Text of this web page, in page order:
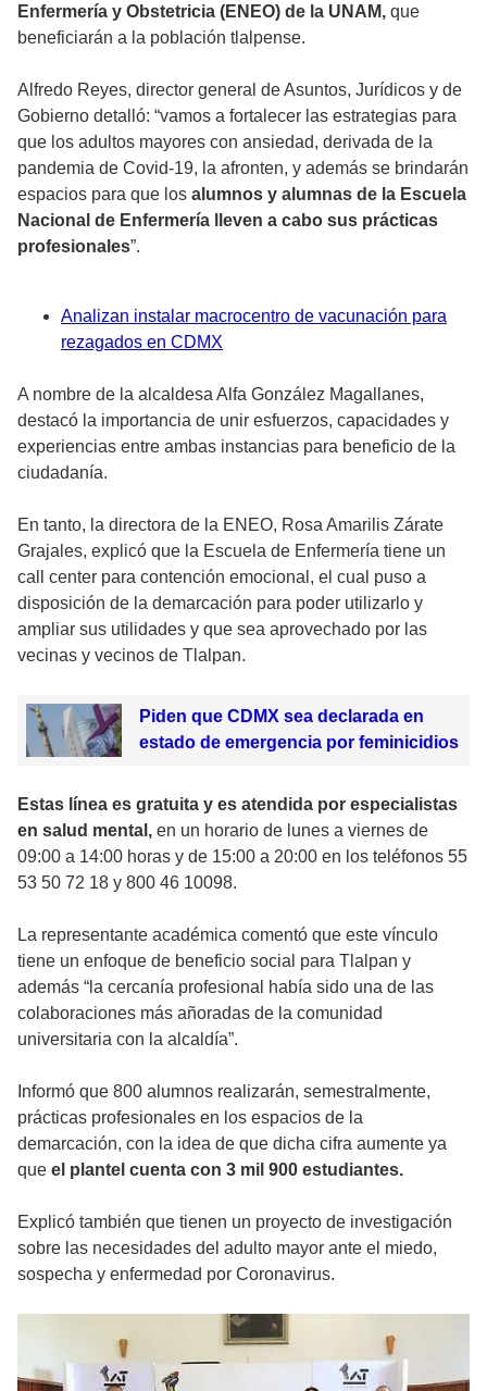
Enfermería y Obstetricia (ENEO) de la UNAM, que
beneficiarán a la población tlalpense.
Alfredo Reyes, director general de Asuntos, Jurídicos y de
Gobierno detalló: “vamos a fortalecer las estrategias para
que los adultos mayores con ansiedad, derivada de la
pandemia de Covid-19, la afronten, y además se brindarán
espacios para que los alumnos y alumnas de la Escuela
Nacional de Enfermería lleven a cabo sus prácticas
profesionales”.
Analizan instalar macrocentro de vacunación para
rezagados en CDMX
A nombre de la alcaldesa Alfa González Magallanes,
destacó la importancia de unir esfuerzos, capacidades y
experiencias entre ambas instancias para beneficio de la
ciudadanía.
En tanto, la directora de la ENEO, Rosa Amarilis Zárate
Grajales, explicó que la Escuela de Enfermería tiene un
call center para contención emocional, el cual puso a
disposición de la demarcación para poder utilizarlo y
ampliar sus utilidades y que sea aprovechado por las
vecinas y vecinos de Tlalpan.
Piden que CDMX sea declarada en
estado de emergencia por feminicidios
Estas línea es gratuita y es atendida por especialistas
en salud mental, en un horario de lunes a viernes de
09:00 a 14:00 horas y de 15:00 a 20:00 en los teléfonos 55
53 50 72 18 y 800 46 10098.
La representante académica comentó que este vínculo
tiene un enfoque de beneficio social para Tlalpan y
además “la cercanía profesional había sido una de las
colaboraciones más añoradas de la comunidad
universitaria con la alcaldía”.
Informó que 800 alumnos realizarán, semestralmente,
prácticas profesionales en los espacios de la
demarcación, con la idea de que dicha cifra aumente ya
que el plantel cuenta con 3 mil 900 estudiantes.
Explicó también que tienen un proyecto de investigación
sobre las necesidades del adulto mayor ante el miedo,
sospecha y enfermedad por Coronavirus.